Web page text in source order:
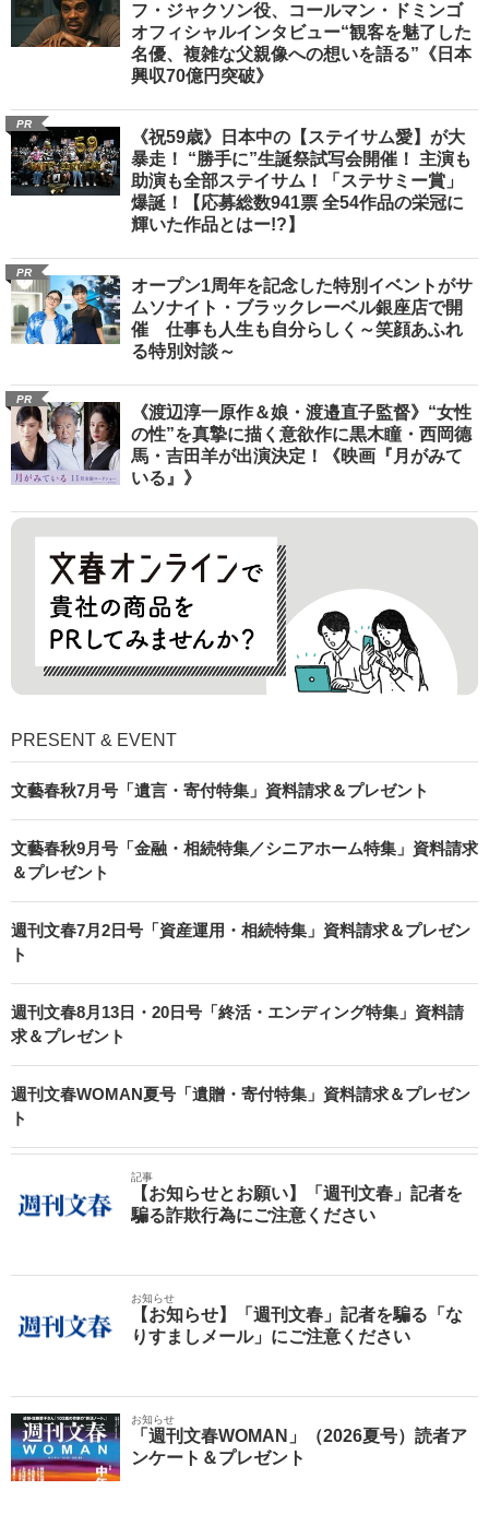
フ・ジャクソン役、コールマン・ドミンゴ
オフィシャルインタビュー“観客を魅了した
名優、複雑な父親像への想いを語る”《日本
興収70億円突破》
PR
《祝59歳》日本中の【ステイサム愛】が大
暴走！ “勝手に”生誕祭試写会開催！ 主演も
助演も全部ステイサム！「ステサミー賞」
爆誕！【応募総数941票 全54作品の栄冠に
輝いた作品とはー!?】
PR
オープン1周年を記念した特別イベントがサ
ムソナイト・ブラックレーベル銀座店で開
催 仕事も人生も自分らしく～笑顔あふれ
る特別対談～
PR
《渡辺淳一原作＆娘・渡邉直子監督》“女性
の性”を真摯に描く意欲作に黒木瞳・西岡德
馬・吉田羊が出演決定！《映画『月がみて
いる』》
PRESENT & EVENT
文藝春秋7月号「遺言・寄付特集」資料請求＆プレゼント
文藝春秋9月号「金融・相続特集／シニアホーム特集」資料請求
＆プレゼント
週刊文春7月2日号「資産運用・相続特集」資料請求＆プレゼン
ト
週刊文春8月13日・20日号「終活・エンディング特集」資料請
求＆プレゼント
週刊文春WOMAN夏号「遺贈・寄付特集」資料請求＆プレゼン
ト
記事
【お知らせとお願い】「週刊文春」記者を
騙る詐欺行為にご注意ください
お知らせ
【お知らせ】「週刊文春」記者を騙る「な
りすましメール」にご注意ください
お知らせ
「週刊文春WOMAN」（2026夏号）読者ア
ンケート＆プレゼント